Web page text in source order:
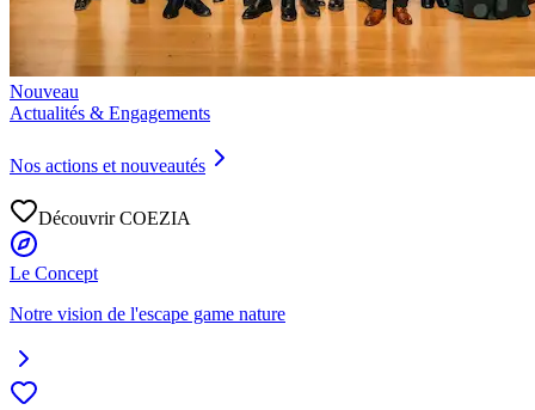
Nouveau
Actualités & Engagements
Nos actions et nouveautés
Découvrir COEZIA
Le Concept
Notre vision de l'escape game nature